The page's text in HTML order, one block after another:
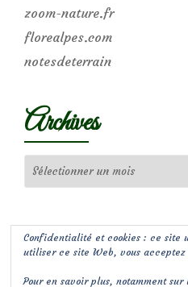
zoom-nature.fr
florealpes.com
notesdeterrain
Archives
Confidentialité et cookies : ce site
utiliser ce site Web, vous
Pour en savoir plus, notamment